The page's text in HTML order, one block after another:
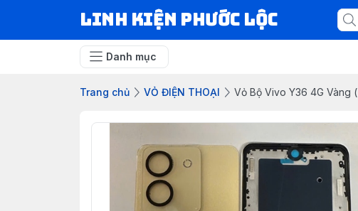
LINH KIỆN PHƯỚC LỘC
Danh mục
Trang chủ VỎ ĐIỆN THOẠI Vỏ Bộ Vivo Y36 4G Vàng